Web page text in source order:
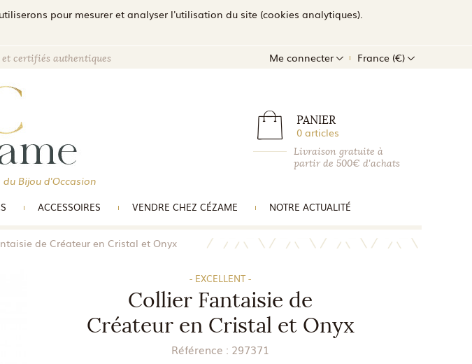
pour mesurer et analyser l'utilisation du site (cookies analytiques).
certifiés authentiques Me connecter France (€)
PANIER
0 articles
Livraison gratuite à
partir de 500€ d'achats
Bijou d'Occasion
ACCESSOIRES VENDRE CHEZ CÉZAME NOTRE ACTUALITÉ
de Créateur en Cristal et Onyx
- EXCELLENT -
Collier Fantaisie de
Créateur en Cristal et Onyx
Référence : 297371